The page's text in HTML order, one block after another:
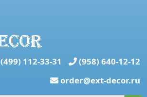
(499) 112-33-31
(958) 640-12-12
order@ext-decor.ru